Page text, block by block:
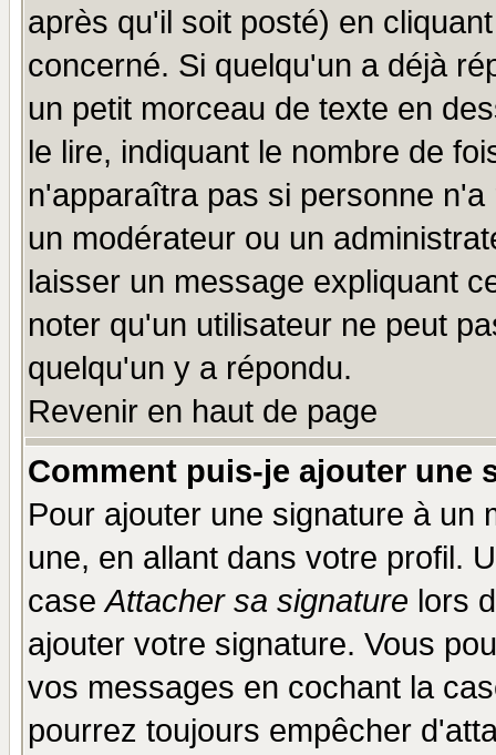
après qu'il soit posté) en
concerné. Si quelqu'un a déjà
un petit morceau de texte en
le lire, indiquant le nombre de
n'apparaîtra pas si personne
un modérateur ou un
laisser un message expliquant
noter qu'un utilisateur ne peut
quelqu'un y a répondu.
Revenir en haut de page
Comment puis-je ajouter une
Pour ajouter une signature à un
une, en allant dans votre profil.
caseAttacher sa signature lors
ajouter votre signature. Vous
vos messages en cochant la
pourrez toujours empêcher